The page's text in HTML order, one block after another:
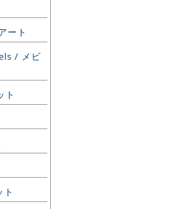
ート
/ メビ
ト